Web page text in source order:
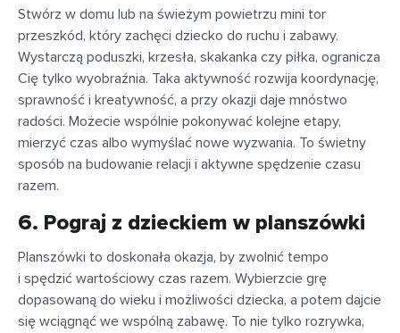
Stwórz w domu lub na świeżym powietrzu mini tor
przeszkód, który zachęci dziecko do ruchu i zabawy.
Wystarczą poduszki, krzesła, skakanka czy piłka, ogranicza
Cię tylko wyobraźnia. Taka aktywność rozwija koordynację,
sprawność i kreatywność, a przy okazji daje mnóstwo
radości. Możecie wspólnie pokonywać kolejne etapy,
mierzyć czas albo wymyślać nowe wyzwania. To świetny
sposób na budowanie relacji i aktywne spędzenie czasu
razem.
6. Pograj z dzieckiem w planszówki
Planszówki to doskonała okazja, by zwolnić tempo
i spędzić wartościowy czas razem. Wybierzcie grę
dopasowaną do wieku i możliwości dziecka, a potem dajcie
się wciągnąć we wspólną zabawę. To nie tylko rozrywka,